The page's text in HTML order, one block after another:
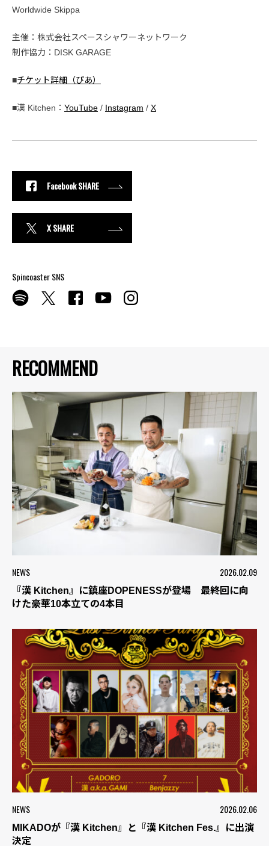
RECOMMEND
NEWS 2026.02.09
『漢 Kitchen』に鎮座DOPENESSが登場 最終回に向
けた豪華10本立ての4本目
NEWS 2026.02.06
MIKADOが『漢 Kitchen』と『漢 Kitchen Fes.』に出演
決定
Worldwide Skippa
主催：株式会社スペースシャワーネットワーク
制作協力：DISK GARAGE
■チケット詳細（ぴあ）
■漢 Kitchen： YouTube / Instagram / X
Facebook SHARE
X SHARE
Spincoaster SNS